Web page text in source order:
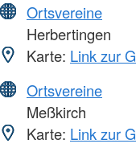
Ortsvereine
Herbertingen
Karte: Link zur
Ortsvereine
Meßkirch
Karte: Link zur